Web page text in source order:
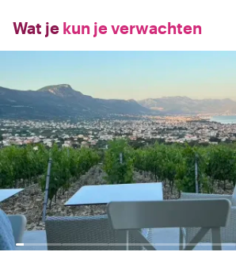
Wat je kun je verwachten